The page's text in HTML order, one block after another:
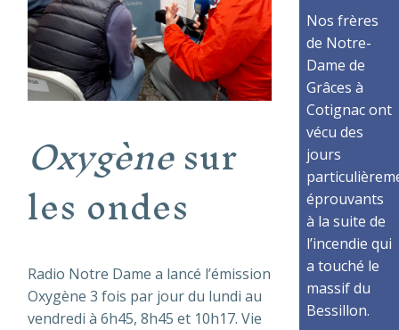
Oxygènesur
les ondes
Radio Notre Dame a lancé l’émission
Oxygène 3 fois par jour du lundi au
vendredi à 6h45, 8h45 et 10h17. Vie
Nos frères
de Notre-
Dame de
Grâces à
Cotignac ont
vécu des
jours
éprouvants
à la suite de
l’incendie qui
a touché le
massif du
Bessillon.